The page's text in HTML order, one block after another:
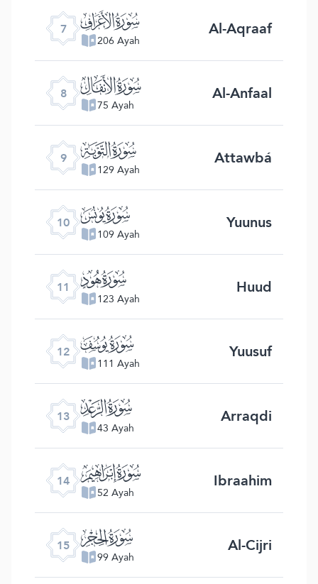
7 ﮓ
206 Ayah Al-Aqraaf
8 ﮔ
75 Ayah Al-Anfaal
9 ﮕ
129 Ayah Attawbá
10 ﮖ
109 Ayah Yuunus
11 ﮗ
123 Ayah Huud
12 ﮘ
111 Ayah Yuusuf
13 ﮙ
43 Ayah Arraqdi
14 ﮚ
52 Ayah Ibraahim
15 ﮛ
99 Ayah Al-Cijri